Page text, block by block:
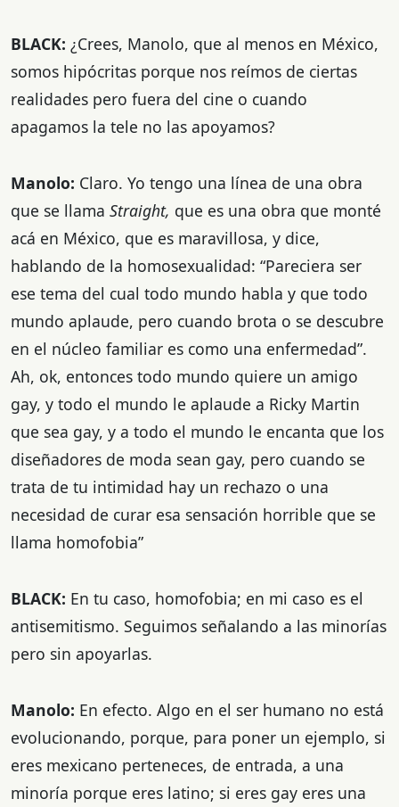
BLACK: ¿Crees, Manolo, que al menos en México,
somos hipócritas porque nos reímos de ciertas
realidades pero fuera del cine o cuando
apagamos la tele no las apoyamos?
Manolo: Claro. Yo tengo una línea de una obra
que se llama Straight, que es una obra que monté
acá en México, que es maravillosa, y dice,
hablando de la homosexualidad: “Pareciera ser
ese tema del cual todo mundo habla y que todo
mundo aplaude, pero cuando brota o se descubre
en el núcleo familiar es como una enfermedad”.
Ah, ok, entonces todo mundo quiere un amigo
gay, y todo el mundo le aplaude a Ricky Martin
que sea gay, y a todo el mundo le encanta que los
diseñadores de moda sean gay, pero cuando se
trata de tu intimidad hay un rechazo o una
necesidad de curar esa sensación horrible que se
llama homofobia”
BLACK: En tu caso, homofobia; en mi caso es el
antisemitismo. Seguimos señalando a las minorías
pero sin apoyarlas.
Manolo: En efecto. Algo en el ser humano no está
evolucionando, porque, para poner un ejemplo, si
eres mexicano perteneces, de entrada, a una
minoría porque eres latino; si eres gay eres una